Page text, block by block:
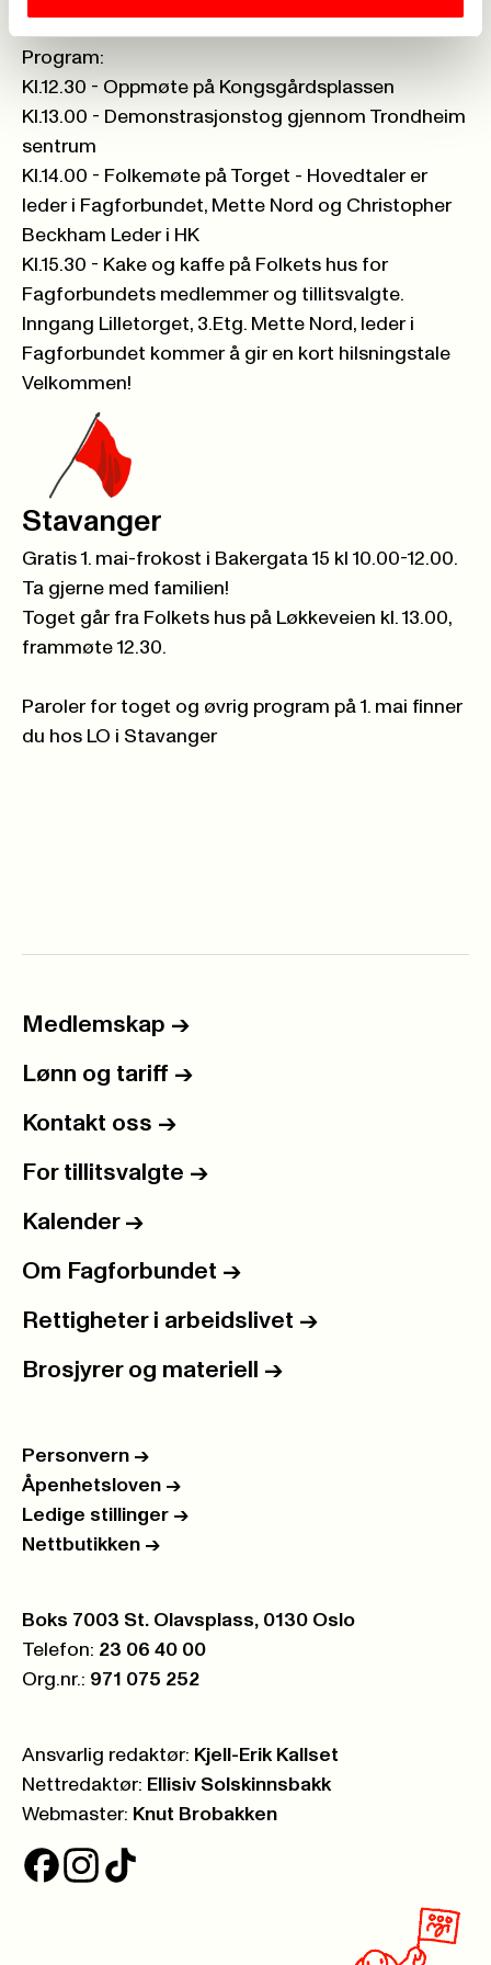
Program:
Kl.12.30 - Oppmøte på Kongsgårdsplassen
Kl.13.00 - Demonstrasjonstog gjennom Trondheim
sentrum
Kl.14.00 - Folkemøte på Torget - Hovedtaler er
leder i Fagforbundet, Mette Nord og Christopher
Beckham Leder i HK
Kl.15.30 - Kake og kaffe på Folkets hus for
Fagforbundets medlemmer og tillitsvalgte.
Inngang Lilletorget, 3.Etg. Mette Nord, leder i
Fagforbundet kommer å gir en kort hilsningstale
Velkommen!
Stavanger
Gratis 1. mai-frokost i Bakergata 15 kl 10.00-12.00.
Ta gjerne med familien!
Toget går fra Folkets hus på Løkkeveien kl. 13.00,
frammøte 12.30.
Paroler for toget og øvrig program på 1. mai finner
du hos LO i Stavanger
Medlemskap ->
Lønn og tariff ->
Kontakt oss ->
For tillitsvalgte ->
Kalender ->
Om Fagforbundet ->
Rettigheter i arbeidslivet ->
Brosjyrer og materiell ->
Personvern ->
Åpenhetsloven ->
Ledige stillinger ->
Nettbutikken ->
Postboks:
Boks 7003 St. Olavsplass, 0130 Oslo
Telefon: 23 06 40 00
Org.nr.: 971 075 252
Ansvarlig redaktør: Kjell-Erik Kallset
Nettredaktør: Ellisiv Solskinnsbakk
Webmaster: Knut Brobakken